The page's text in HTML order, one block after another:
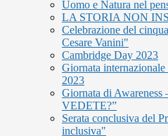
Uomo e Natura nel
LA STORIA NON
Celebrazione del
Cesare Vanini"
Cambridge Day 2023
Giornata
2023
Giornata di
VEDETE?”
Serata conclusiva del
inclusiva"